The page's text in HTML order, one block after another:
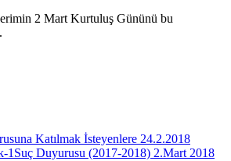
2 Mart Kurtuluş Gününü bu
Katılmak İsteyenlere 24.2.2018
1Suç Duyurusu (2017-2018) 2.Mart 2018